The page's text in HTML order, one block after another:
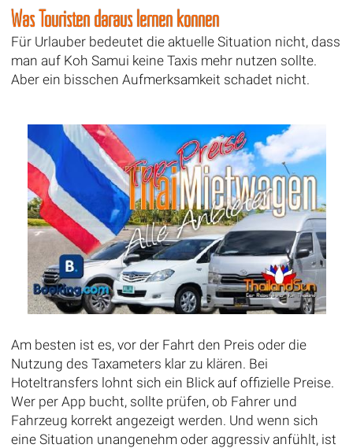
Was Touristen daraus lernen können
Für Urlauber bedeutet die aktuelle Situation nicht, dass
man auf Koh Samui keine Taxis mehr nutzen sollte.
Aber ein bisschen Aufmerksamkeit schadet nicht.
Am besten ist es, vor der Fahrt den Preis oder die
Nutzung des Taxameters klar zu klären. Bei
Hoteltransfers lohnt sich ein Blick auf offizielle Preise.
Wer per App bucht, sollte prüfen, ob Fahrer und
Fahrzeug korrekt angezeigt werden. Und wenn sich
eine Situation unangenehm oder aggressiv anfühlt, ist